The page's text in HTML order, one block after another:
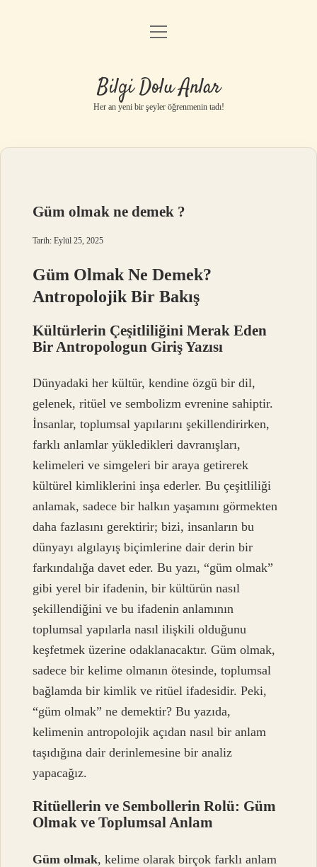
Anasayfa
Yasal Uyarı
menüyü
Bilgi Dolu Anlar
Her an yeni bir şeyler öğrenmenin tadı!
Güm olmak ne demek ?
Tarih: Eylül 25, 2025
Güm Olmak Ne Demek?
Antropolojik Bir Bakış
Kültürlerin Çeşitliliğini Merak Eden
Bir Antropologun Giriş Yazısı
Dünyadaki her kültür, kendine özgü bir dil,
gelenek, ritüel ve sembolizm evrenine sahiptir.
İnsanlar, toplumsal yapılarını şekillendirirken,
farklı anlamlar yükledikleri davranışları,
kelimeleri ve simgeleri bir araya getirerek
kültürel kimliklerini inşa ederler. Bu çeşitliliği
anlamak, sadece bir halkın yaşamını görmekten
daha fazlasını gerektirir; bizi, insanların bu
dünyayı algılayış biçimlerine dair derin bir
farkındalığa davet eder. Bu yazı, “güm olmak”
gibi yerel bir ifadenin, bir kültürün nasıl
şekillendiğini ve bu ifadenin anlamının
toplumsal yapılarla nasıl ilişkili olduğunu
keşfetmek üzerine odaklanacaktır. Güm olmak,
sadece bir kelime olmanın ötesinde, toplumsal
bağlamda bir kimlik ve ritüel ifadesidir. Peki,
“güm olmak” ne demektir? Bu yazıda,
kelimenin antropolojik açıdan nasıl bir anlam
taşıdığına dair derinlemesine bir analiz
yapacağız.
Ritüellerin ve Sembollerin Rolü: Güm
Olmak ve Toplumsal Anlam
Güm olmak, kelime olarak birçok farklı anlam